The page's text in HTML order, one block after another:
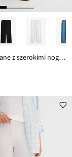
Spodnie lniane z szerokimi nogawkami